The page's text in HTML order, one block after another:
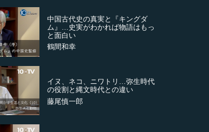
中国古代史の真実と『キングダ
ム』…史実がわかれば物語はもっ
と面白い
鶴間和幸
イヌ、ネコ、ニワトリ…弥生時代
の役割と縄文時代との違い
藤尾慎一郎